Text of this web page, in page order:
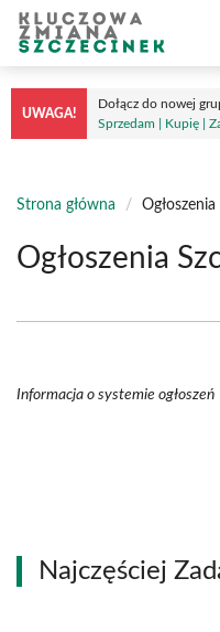
Przejdź
treści
UWAGA!
Dołącz do nowej
Sprzedam | Kupię |
Strona główna / Ogłoszenia
Ogłoszenia
Informacja o systemie ogłoszeń
Najczęściej